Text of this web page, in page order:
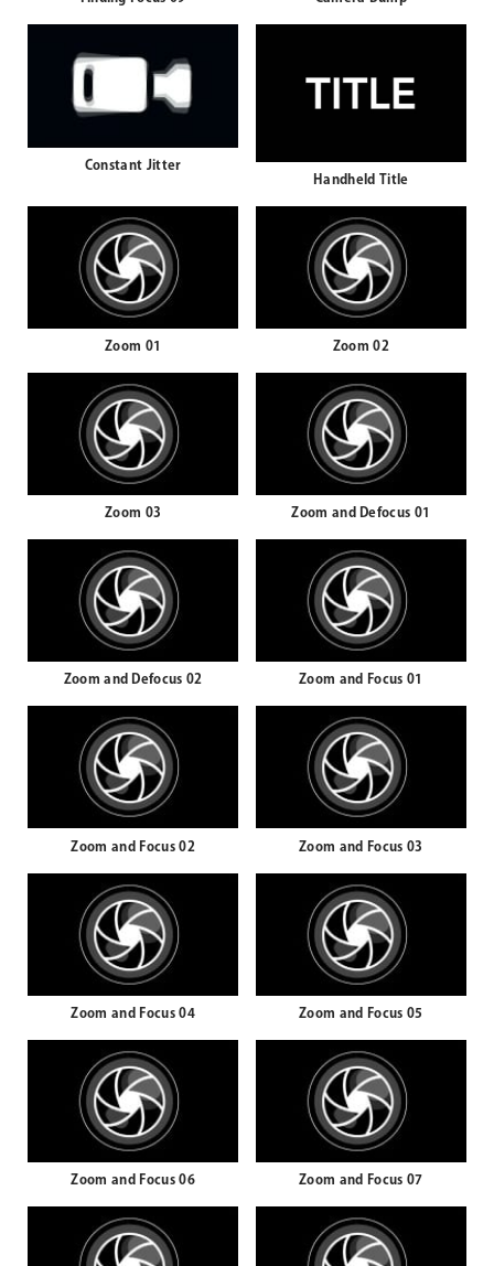
Constant Jitter
Handheld Title
Zoom 01 Zoom 02
Zoom 03 Zoom and Defocus 01
Zoom and Defocus 02 Zoom and Focus 01
Zoom and Focus 02 Zoom and Focus 03
Zoom and Focus 04 Zoom and Focus 05
Zoom and Focus 06 Zoom and Focus 07